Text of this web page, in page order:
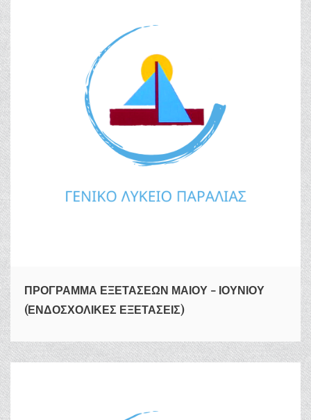
ΠΡΟΓΡΑΜΜΑ ΕΞΕΤΑΣΕΩΝ ΜΑΙΟΥ - ΙΟΥΝΙΟΥ
(ΕΝΔΟΣΧΟΛΙΚΕΣ ΕΞΕΤΑΣΕΙΣ)